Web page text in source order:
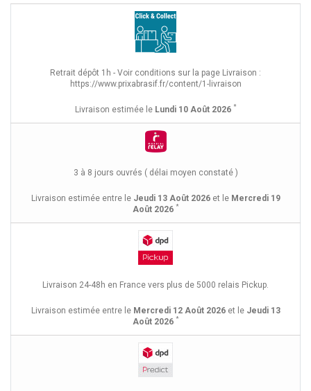
Retrait dépôt 1h - Voir conditions sur la page Livraison :
https://www.prixabrasif.fr/content/1-livraison
Livraison estimée le Lundi 10 Août 2026 *
3 à 8 jours ouvrés ( délai moyen constaté )
Livraison estimée entre le Jeudi 13 Août 2026et le Mercredi 19
Août 2026 *
Livraison 24-48h en France vers plus de 5000 relais Pickup.
Livraison estimée entre le Mercredi 12 Août 2026et le Jeudi 13
Août 2026 *